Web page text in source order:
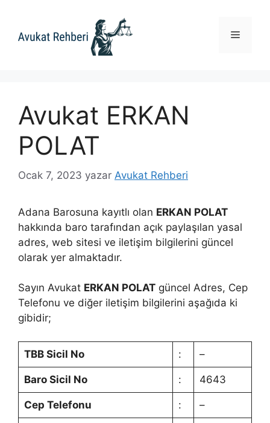
Menü
Avukat ERKAN
POLAT
Ocak 7, 2023 yazar Avukat Rehberi
Adana Barosuna kayıtlı olan ERKAN POLAT
hakkında baro tarafından açık paylaşılan yasal
adres, web sitesi ve iletişim bilgilerini güncel
olarak yer almaktadır.
Sayın Avukat ERKAN POLAT güncel Adres, Cep
Telefonu ve diğer iletişim bilgilerini aşağıda ki
gibidir;
TBB Sicil No : –
Baro Sicil No : 4643
Cep Telefonu : –